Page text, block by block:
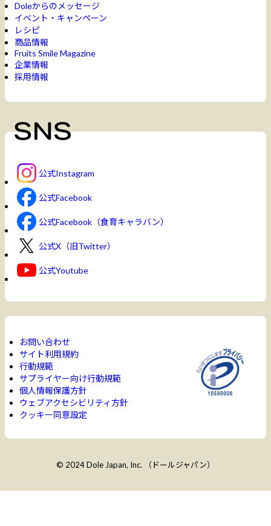
Doleからのメッセージ
イベント・キャンペーン
レシピ
商品情報
Fruits Smile Magazine
企業情報
採用情報
公式Instagram
公式Facebook
公式Facebook（食育キャラバン）
公式X（旧Twitter）
公式Youtube
お問い合わせ
サイト利用規約
行動規範
サプライヤー向け行動規範
個人情報保護方針
ウェブアクセシビリティ方針
クッキー同意設定
© 2024 Dole Japan, Inc. （ドールジャパン）